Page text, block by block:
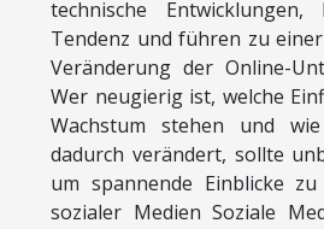
technische Entwicklungen,
Tendenz und führen zu
Veränderung der Online-
Wer neugierig ist, welche
Wachstum stehen und
dadurch verändert, sollte
um spannende Einblicke
sozialer Medien Soziale